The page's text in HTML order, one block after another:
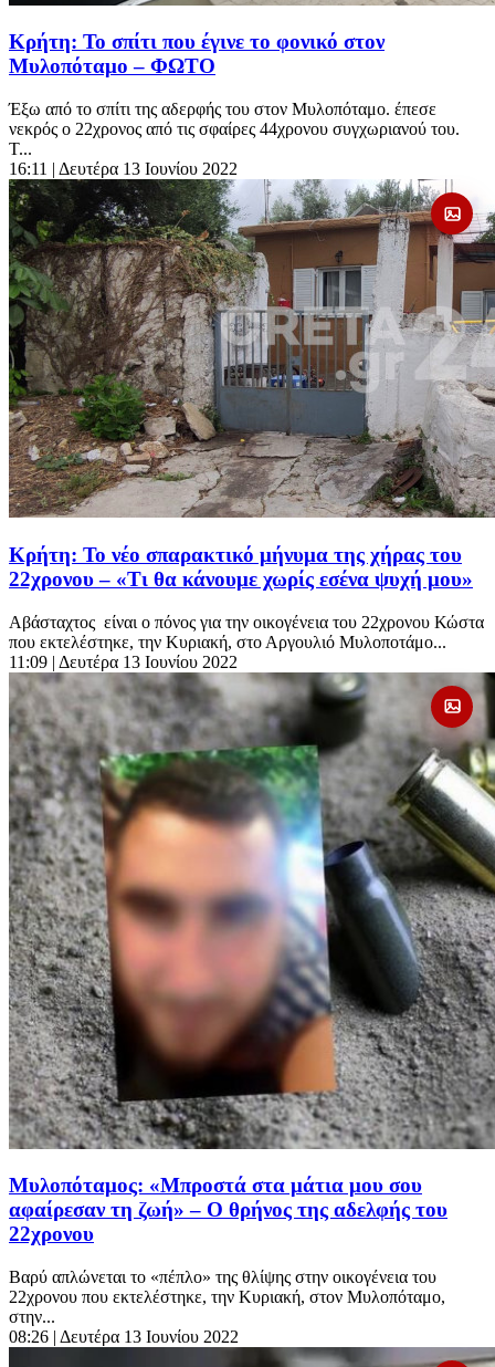
Κρήτη: Το σπίτι που έγινε το φονικό στον
Μυλοπόταμο – ΦΩΤΟ
Έξω από το σπίτι της αδερφής του στον Μυλοπόταμο. έπεσε
νεκρός ο 22χρονος από τις σφαίρες 44χρονου συγχωριανού του.
Τ...
16:11 | Δευτέρα 13 Ιουνίου 2022
Κρήτη: Το νέο σπαρακτικό μήνυμα της χήρας του
22χρονου – «Τι θα κάνουμε χωρίς εσένα ψυχή μου»
Αβάσταχτος είναι ο πόνος για την οικογένεια του 22χρονου Κώστα
που εκτελέστηκε, την Κυριακή, στο Αργουλιό Μυλοποτάμο...
11:09 | Δευτέρα 13 Ιουνίου 2022
Μυλοπόταμος: «Μπροστά στα μάτια μου σου
αφαίρεσαν τη ζωή» – Ο θρήνος της αδελφής του
22χρονου
Βαρύ απλώνεται το «πέπλο» της θλίψης στην οικογένεια του
22χρονου που εκτελέστηκε, την Κυριακή, στον Μυλοπόταμο,
στην...
08:26 | Δευτέρα 13 Ιουνίου 2022